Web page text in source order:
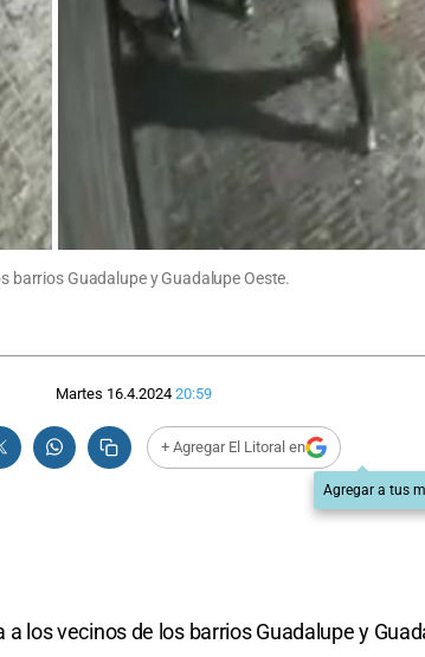
barrios Guadalupe y Guadalupe Oeste.
Martes 16.4.2024 20:59
+ Agregar El Litoral en
Agregar a tus
los vecinos de los barrios Guadalupe y